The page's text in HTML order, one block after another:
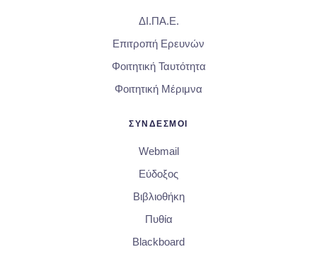
ΔΙ.ΠΑ.Ε.
Επιτροπή Ερευνών
Φοιτητική Ταυτότητα
Φοιτητική Μέριμνα
ΣΥΝΔΕΣΜΟΙ
Webmail
Εύδοξος
Βιβλιοθήκη
Πυθία
Blackboard